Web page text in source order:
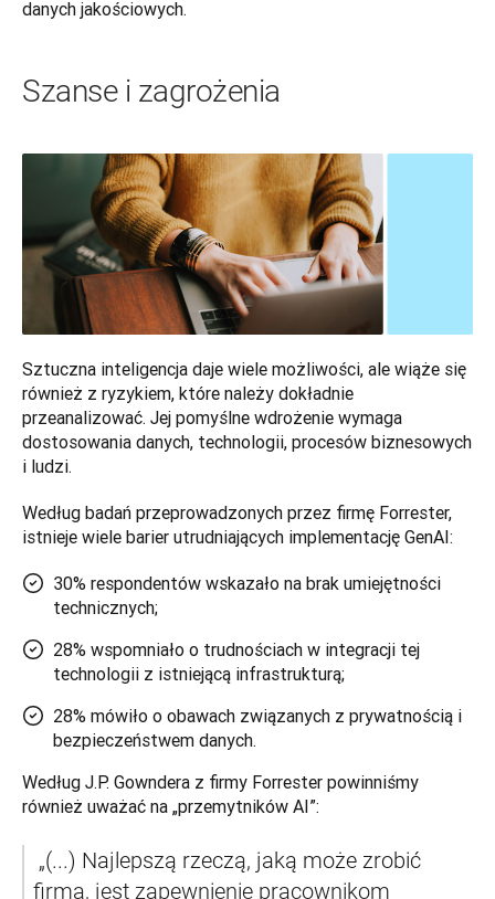
danych jakościowych.
Szanse i zagrożenia
Sztuczna inteligencja daje wiele możliwości, ale wiąże się
również z ryzykiem, które należy dokładnie
przeanalizować. Jej pomyślne wdrożenie wymaga
dostosowania danych, technologii, procesów biznesowych
i ludzi.
Według badań przeprowadzonych przez firmę Forrester,
istnieje wiele barier utrudniających implementację GenAI:
30% respondentów wskazało na brak umiejętności
technicznych;
28% wspomniało o trudnościach w integracji tej
technologii z istniejącą infrastrukturą;
28% mówiło o obawach związanych z prywatnością i
bezpieczeństwem danych.
Według J.P. Gowndera z firmy Forrester powinniśmy
również uważać na „przemytników AI”:
„(...) Najlepszą rzeczą, jaką może zrobić
firma, jest zapewnienie pracownikom